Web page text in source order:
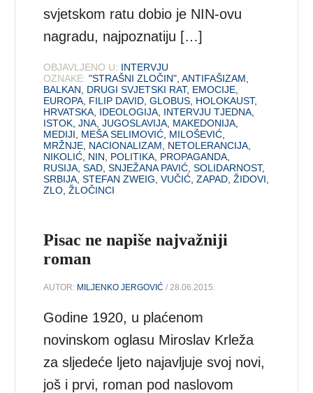
svjetskom ratu dobio je NIN-ovu
nagradu, najpoznatiju […]
OBJAVLJENO U: INTERVJU
OZNAKE: "STRAŠNI ZLOČIN" ,ANTIFAŠIZAM
BALKAN
DRUGI SVJETSKI RAT, EMOCIJE
EUROPA FILIP DAVID ,GLOBUS HOLOKAUST,
HRVATSKA IDEOLOGIJA INTERVJU TJEDNA
ISTOK ,JNA ,JUGOSLAVIJA MAKEDONIJA
MEDIJI
MEŠA SELIMOVIĆ MILOŠEVIĆ
MRŽNJE NACIONALIZAM NETOLERANCIJA
NIKOLIĆ NIN POLITIKA PROPAGANDA
RUSIJA ,SAD ,SNJEŽANA PAVIĆ ,SOLIDARNOST,
SRBIJA ,STEFAN ZWEIG ,VUČIĆ ,ZAPAD ,ŽIDOVI
ZLO ,ŽLOČINCI
Pisac ne napiše najvažniji
roman
AUTOR: MILJENKO JERGOVIĆ / 28.06.2015.
Godine 1920, u plaćenom
novinskom oglasu Miroslav Krleža
za sljedeće ljeto najavljuje svoj novi,
još i prvi, roman pod naslovom